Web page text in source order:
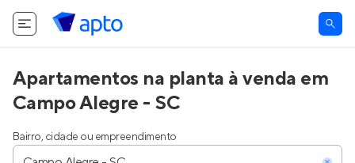
Apartamentos na planta à venda em
Campo Alegre - SC
Bairro, cidade ou empreendimento